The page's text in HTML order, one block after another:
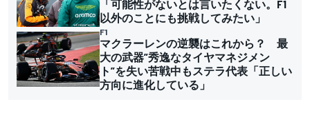
「可能性がないとは言いたくない。F1
以外のことにも挑戦してみたい」
F1
マクラーレンの逆襲はこれから？ 最
大の武器”秀逸なタイヤマネジメン
ト”を失い苦戦中もステラ代表「正しい
方向に進化している」